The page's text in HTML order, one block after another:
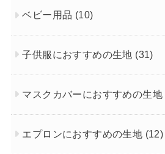
ベビー用品 (10)
子供服におすすめの生地 (31)
マスクカバーにおすすめの生地
エプロンにおすすめの生地 (12)